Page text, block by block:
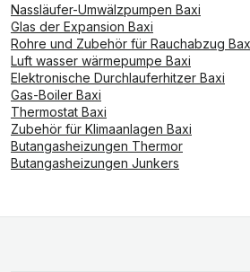
Nassläufer-Umwälzpumpen Baxi
Glas der Expansion Baxi
Rohre und Zubehör für Rauchabzug
Luft wasser wärmepumpe Baxi
Elektronische Durchlauferhitzer Baxi
Gas-Boiler Baxi
Thermostat Baxi
Zubehör für Klimaanlagen Baxi
Butangasheizungen Thermor
Butangasheizungen Junkers